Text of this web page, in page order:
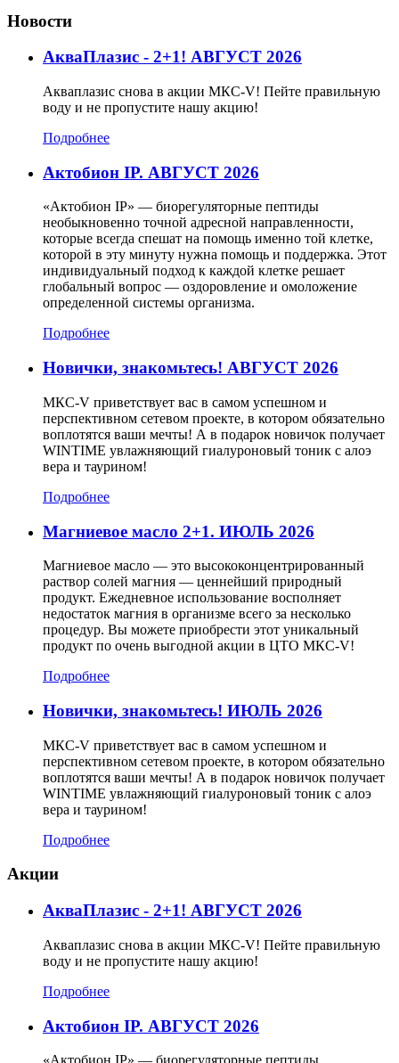
Новости
АкваПлазис - 2+1! АВГУСТ 2026
Акваплазис снова в акции МКС-V! Пейте правильную
воду и не пропустите нашу акцию!
Подробнее
Актобион IP. АВГУСТ 2026
«Актобион IP» — биорегуляторные пептиды
необыкновенно точной адресной направленности,
которые всегда спешат на помощь именно той клетке,
которой в эту минуту нужна помощь и поддержка. Этот
индивидуальный подход к каждой клетке решает
глобальный вопрос — оздоровление и омоложение
определенной системы организма.
Подробнее
Новички, знакомьтесь! АВГУСТ 2026
МКС-V приветствует вас в самом успешном и
перспективном сетевом проекте, в котором обязательно
воплотятся ваши мечты! А в подарок новичок получает
WINTIME увлажняющий гиалуроновый тоник с алоэ
вера и таурином!
Подробнее
Магниевое масло 2+1. ИЮЛЬ 2026
Магниевое масло — это высококонцентрированный
раствор солей магния — ценнейший природный
продукт. Ежедневное использование восполняет
недостаток магния в организме всего за несколько
процедур. Вы можете приобрести этот уникальный
продукт по очень выгодной акции в ЦТО МКС-V!
Подробнее
Новички, знакомьтесь! ИЮЛЬ 2026
МКС-V приветствует вас в самом успешном и
перспективном сетевом проекте, в котором обязательно
воплотятся ваши мечты! А в подарок новичок получает
WINTIME увлажняющий гиалуроновый тоник с алоэ
вера и таурином!
Подробнее
Акции
АкваПлазис - 2+1! АВГУСТ 2026
Акваплазис снова в акции МКС-V! Пейте правильную
воду и не пропустите нашу акцию!
Подробнее
Актобион IP. АВГУСТ 2026